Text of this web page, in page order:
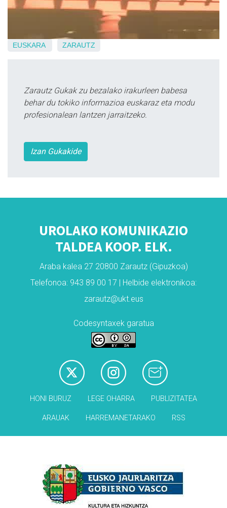
EUSKARA ZARAUTZ
Zarautz Gukak zu bezalako irakurleen babesa
behar du tokiko informazioa euskaraz eta modu
profesionalean lantzen jarraitzeko.
Izan Gukakide
UROLAKO KOMUNIKAZIO
TALDEA KOOP. ELK.
Araba kalea 27 20800 Zarautz (Gipuzkoa)
Telefonoa: 943 89 00 17 | Helbide elektronikoa:
zarautz@ukt.eus
Codesyntaxek garatua
HONI BURUZ LEGE OHARRA PUBLIZITATEA
ARAUAK HARREMANETARAKO RSS